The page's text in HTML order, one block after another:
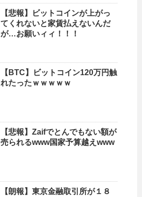
【悲報】ビットコインが上がっ
てくれないと家賃払えないんだ
が…お願いィィ！！！
【BTC】ビットコイン120万円触
れたったｗｗｗｗｗ
【悲報】Zaifでとんでもない額が
売られるwww国家予算越えwww
【朗報】東京金融取引所が１８